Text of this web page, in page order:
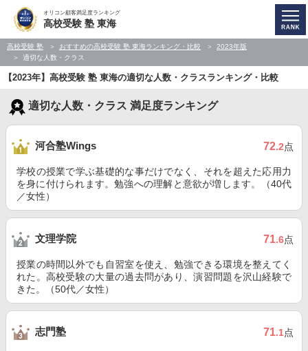
オリコン顧客満足度ランキング
高校受験 塾 東海
高校受験 塾 おすすめの高校受験 塾 東海ランキング・比較
2023年版
適切な人数・クラス
【2023年】高校受験 塾 東海の適切な人数・クラスランキング・比較
適切な人数・クラス 満足度ランキング
河合塾Wings 72.2点
学校の授業で学ぶ基礎的な事だけでなく、それを超えた応用力
を身に付けられます。勉強への理解と意欲が増します。（40代
／女性）
文理学院 71.6点
授業の時間以外でも自習室を使え、勉強できる環境を整えてく
れた。高校受験の大量の過去問があり、演習問題を沢山経験で
きた。（50代／女性）
志門塾 71.1点